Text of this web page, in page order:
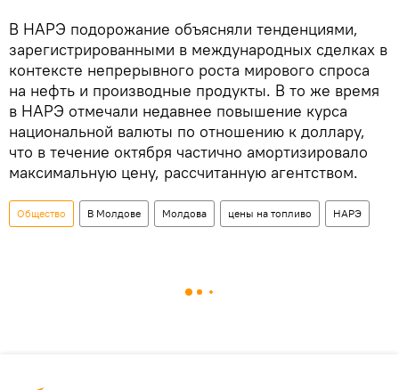
В НАРЭ подорожание объясняли тенденциями,
зарегистрированными в международных сделках в
контексте непрерывного роста мирового спроса
на нефть и производные продукты. В то же время
в НАРЭ отмечали недавнее повышение курса
национальной валюты по отношению к доллару,
что в течение октября частично амортизировало
максимальную цену, рассчитанную агентством.
Общество В Молдове Молдова цены на топливо НАРЭ